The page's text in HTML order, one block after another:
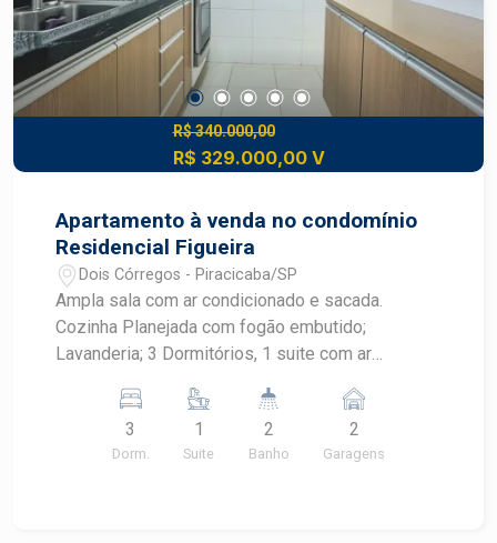
suíte * Sala ampla com excelente integração dos
ambientes * Cozinha funcional * Lavanderia
coberta externa * Quintal amplo com múltiplas
possibilidades de uso * Pisos novos * Projeto
de iluminação * Infraestrutura preparada para
instalação de ar-condicionado * Espaço para
potencial para uso residencial ou comercial
Agende sua visita e descubra todo o potencial
deste imóvel!
R$ 340.000,00
R$ 329.000,00 V
Apartamento à venda no condomínio
Residencial Figueira
Dois Córregos - Piracicaba/SP
Ampla sala com ar condicionado e sacada.
Cozinha Planejada com fogão embutido;
Lavanderia; 3 Dormitórios, 1 suite com ar
3
Dorm.
1
Suite
2
Banho
2
Garagens